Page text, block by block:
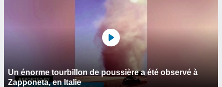
Un énorme tourbillon de poussière a été observé à
Zapponeta, en Italie